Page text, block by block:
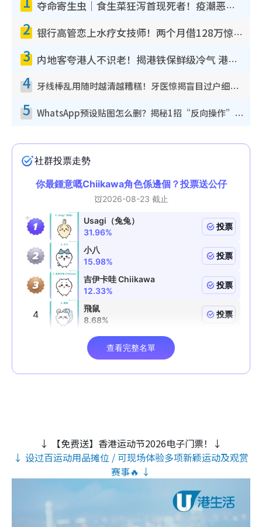
夺命寄生虫｜食生菜狂泻首现死者！疫潮恶化录1.8万宗病例 揭洗菜3大谬误
2 银行高管恋上水疗女技师！两个月借128万惊觉“沉船”沉落火海 揭背后疑似邪教操控卖淫
3 内地客夸港人不识老！揭港铁保鲜级冷气 港人求放过：别投诉
4 牙线棒乱用随时越清越糟糕！牙医惊揭盲目过户细菌恐致龋齿：这种才是日常真保养
5 WhatsApp预设贴图怎么删？揭秘1招“反向操作”还原简洁界面 附3步实测教程
↓ 【免费送】香港运动节2026电子门票！↓
↓ 设过百运动用品摊位 / 可现场体验多项新颖运动及观赏
赛事🔥 ↓